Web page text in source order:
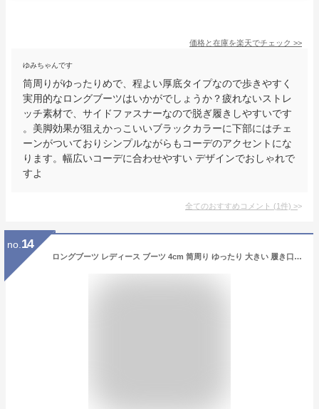
価格と在庫を楽天でチェック >>
ゆみちゃんです
筒周りがゆったりめで、程よい厚底タイプなので歩きやすく
実用的なロングブーツはいかがでしょうか？疲れないストレ
ッチ素材で、サイドファスナーなので脱ぎ履きしやすいです
。美脚効果が狙えかっこいいブラックカラーに下部にはチェ
ーンがついておりシンプルながらもコーデのアクセントにな
ります。幅広いコーデに合わせやすい デザインでおしゃれで
すよ
全てのおすすめコメント (1件) >
no. 14
ロングブーツ レディース ブーツ 4cm 筒周り ゆったり 大きい 履き口 キャメル 黒 太め 大きいサイズ ロング ブーツ ヒール 黒 ゆったり リワード ふくらはぎ太め WJ.スタジオ